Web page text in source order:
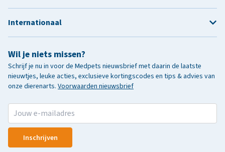
Wil je niets missen?
Schrijf je nu in voor de Medpets nieuwsbrief met daarin de laatste
nieuwtjes, leuke acties, exclusieve kortingscodes en tips & advies van
onze dierenarts. Voorwaarden nieuwsbrief
Inschrijven
Internationaal